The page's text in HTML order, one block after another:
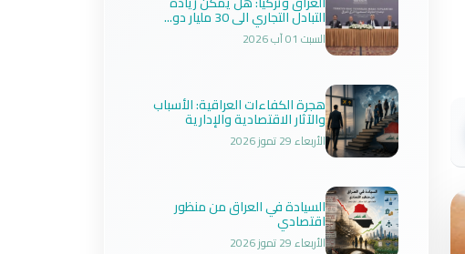
التبادل التجاري الى 30 مليار دو...
السبت 01 آب 2026
هجرة الكفاءات العراقية: الأسباب
والآثار الاقتصادية والإدارية
الأربعاء 29 تموز 2026
السيادة في العراق من منظور
اقتصادي
الأربعاء 29 تموز 2026